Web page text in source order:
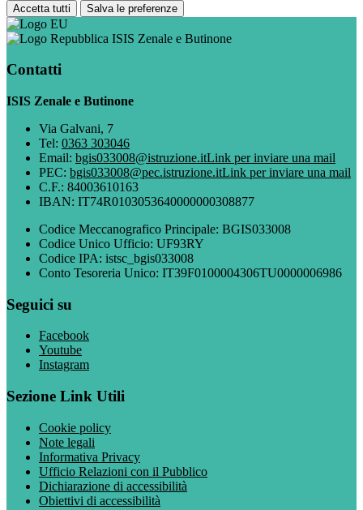
Accetta tutti Salva le preferenze
ISIS Zenale e Butinone
Contatti
ISIS Zenale e Butinone
Via Galvani, 7
Tel: 0363 303046
Email: bgis033008@istruzione.itLink per inviare una mail
PEC: bgis033008@pec.istruzione.itLink per inviare una mail
C.F.: 84003610163
IBAN: IT74R0103053640000000308877
Codice Meccanografico Principale: BGIS033008
Codice Unico Ufficio: UF93RY
Codice IPA: istsc_bgis033008
Conto Tesoreria Unico: IT39F0100004306TU0000006986
Seguici su
Facebook
Youtube
Instagram
Sezione Link Utili
Cookie policy
Note legali
Informativa Privacy
Ufficio Relazioni con il Pubblico
Dichiarazione di accessibilità
Obiettivi di accessibilità